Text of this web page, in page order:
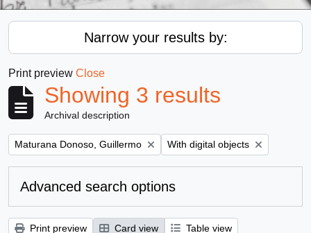
Narrow your results by:
Print preview Close
Showing 3 results
Archival description
Remove filter:
Maturana Donoso, Guillermo Remove filter:
With digital objects
Advanced search options
Print preview Card view
Table view